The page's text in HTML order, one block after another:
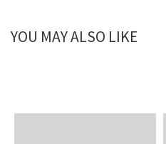
YOU MAY ALSO LIKE